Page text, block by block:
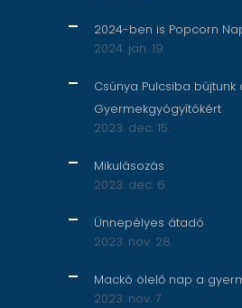
2024-ben is Popcorn
2024. jan. 19.
Csúnya Pulcsiba bújtunk
Gyermekgyógyítókért
2023. dec. 15.
Mikulásozás
2023. dec. 6.
Ünnepélyes átadó
2023. nov. 28.
Mackó ölelő nap a
2023. nov. 7.